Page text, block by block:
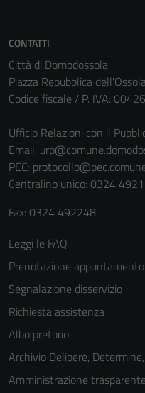
CONTATTI
Città di Domodossola
Piazza Repubblica
Codice fiscale / P. IVA:
Ufficio Relazioni con il
Email:
PEC:
Centralino unico: 0324 4921
Fax: 0324 492248
Leggi le FAQ
Prenotazione appuntamento
Segnalazione disservizio
Richiesta assistenza
Albo pretorio
Archivio Delibere,
Amministrazione